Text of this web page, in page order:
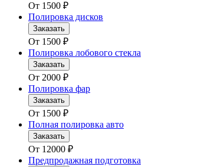
От 1500 ₽
Полировка дисков
Заказать
От 1500 ₽
Полировка лобового стекла
Заказать
От 2000 ₽
Полировка фар
Заказать
От 1500 ₽
Полная полировка авто
Заказать
От 12000 ₽
Предпродажная подготовка